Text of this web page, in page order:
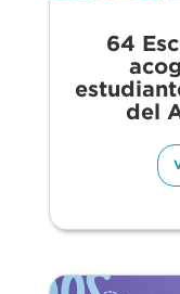
64
del